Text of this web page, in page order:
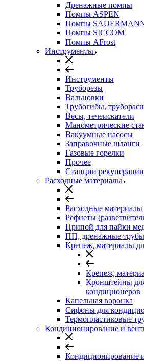
Дренажные помпы
Помпы ASPEN
Помпы
Помпы SICCOM
Помпы AFrost
Инструменты
Инструменты
Труборезы
Вальцовки
Трубогибы,
Весы, течеискатели
Манометрические
Вакуумные насосы
Заправочные шланги
Газовые горелки
Прочее
Станции рекуперации
Расходные материалы
Расходные материалы
Рефнеты
Припой для пайки
ПП, дренажные
Крепеж, материалы
Крепеж,
Кронштейны
кондиционеров
Капельная воронка
Сифоны для
Термопластиковые
Кондиционирование и
Кондиционирование